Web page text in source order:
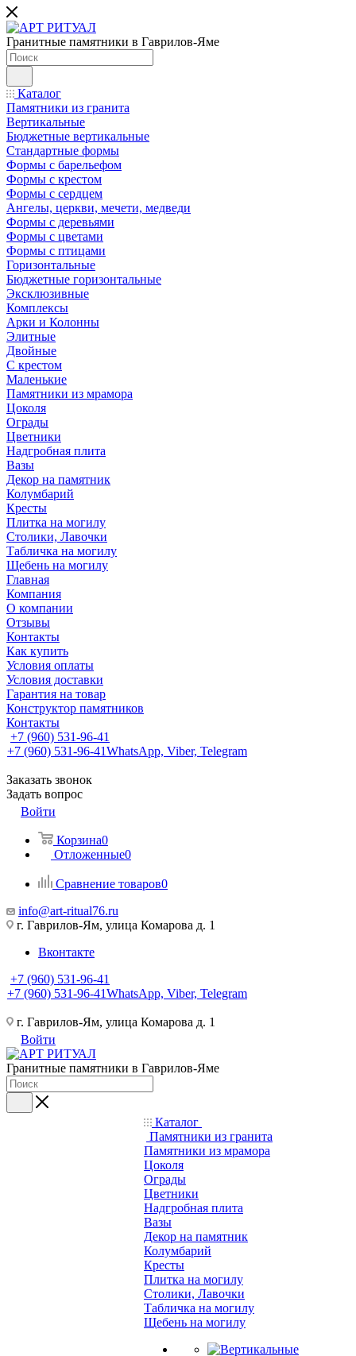
Гранитные памятники в Гаврилов-Яме
Каталог
Памятники из гранита
Вертикальные
Бюджетные вертикальные
Стандартные формы
Формы с барельефом
Формы с крестом
Формы с сердцем
Ангелы, церкви, мечети, медведи
Формы с деревьями
Формы с цветами
Формы с птицами
Горизонтальные
Бюджетные горизонтальные
Эксклюзивные
Комплексы
Арки и Колонны
Элитные
Двойные
С крестом
Маленькие
Памятники из мрамора
Цоколя
Ограды
Цветники
Надгробная плита
Вазы
Декор на памятник
Колумбарий
Кресты
Плитка на могилу
Столики, Лавочки
Табличка на могилу
Щебень на могилу
Главная
Компания
О компании
Отзывы
Контакты
Как купить
Условия оплаты
Условия доставки
Гарантия на товар
Конструктор памятников
Контакты
+7 (960) 531-96-41
+7 (960) 531-96-41WhatsApp, Viber, Telegram
Заказать звонок
Задать вопрос
Войти
Корзина0
Отложенные0
Сравнение товаров0
info@art-ritual76.ru
г. Гаврилов-Ям, улица Комарова д. 1
Вконтакте
+7 (960) 531-96-41
+7 (960) 531-96-41WhatsApp, Viber, Telegram
г. Гаврилов-Ям, улица Комарова д. 1
Войти
Гранитные памятники в Гаврилов-Яме
Каталог
Памятники из гранита
Памятники из мрамора
Цоколя
Ограды
Цветники
Надгробная плита
Вазы
Декор на памятник
Колумбарий
Кресты
Плитка на могилу
Столики, Лавочки
Табличка на могилу
Щебень на могилу